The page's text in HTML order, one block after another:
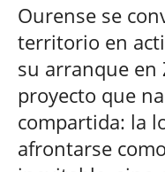
Ourense se
territorio en
su arranque en
proyecto que
compartida: la
afrontarse